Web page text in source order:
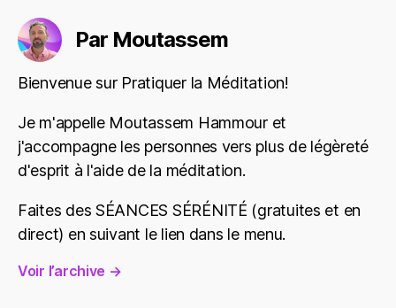
Par Moutassem
Bienvenue sur Pratiquer la Méditation!
Je m'appelle Moutassem Hammour et
j'accompagne les personnes vers plus de légèreté
d'esprit à l'aide de la méditation.
Faites des SÉANCES SÉRÉNITÉ (gratuites et en
direct) en suivant le lien dans le menu.
Voir l’archive →